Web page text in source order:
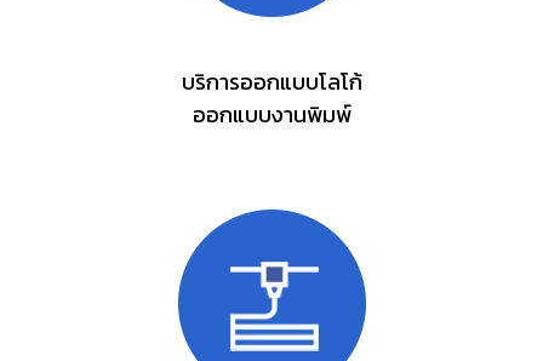
บริการออกแบบโลโก้
ออกแบบงานพิมพ์